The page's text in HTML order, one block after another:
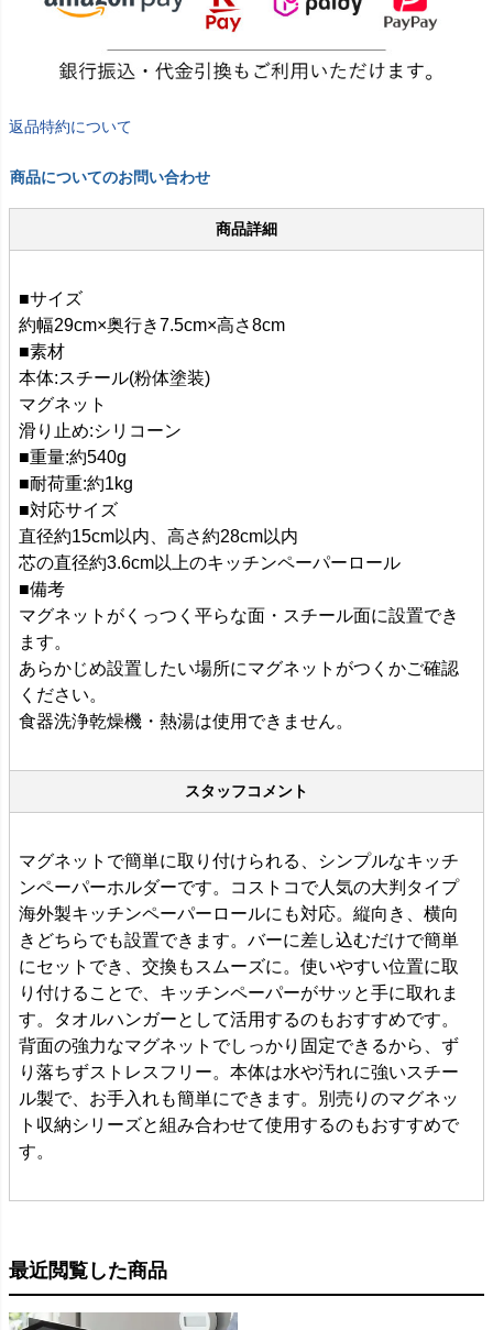
返品特約について
商品についてのお問い合わせ
商品詳細
■サイズ
約幅29cm×奥行き7.5cm×高さ8cm
■素材
本体:スチール(粉体塗装)
マグネット
滑り止め:シリコーン
■重量:約540g
■耐荷重:約1kg
■対応サイズ
直径約15cm以内、高さ約28cm以内
芯の直径約3.6cm以上のキッチンペーパーロール
■備考
マグネットがくっつく平らな面・スチール面に設置でき
ます。
あらかじめ設置したい場所にマグネットがつくかご確認
ください。
食器洗浄乾燥機・熱湯は使用できません。
スタッフコメント
マグネットで簡単に取り付けられる、シンプルなキッチ
ンペーパーホルダーです。コストコで人気の大判タイプ
海外製キッチンペーパーロールにも対応。縦向き、横向
きどちらでも設置できます。バーに差し込むだけで簡単
にセットでき、交換もスムーズに。使いやすい位置に取
り付けることで、キッチンペーパーがサッと手に取れま
す。タオルハンガーとして活用するのもおすすめです。
背面の強力なマグネットでしっかり固定できるから、ず
り落ちずストレスフリー。本体は水や汚れに強いスチー
ル製で、お手入れも簡単にできます。別売りのマグネッ
ト収納シリーズと組み合わせて使用するのもおすすめで
す。
最近閲覧した商品